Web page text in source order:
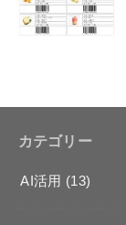
カテゴリー
AI活用 (13)